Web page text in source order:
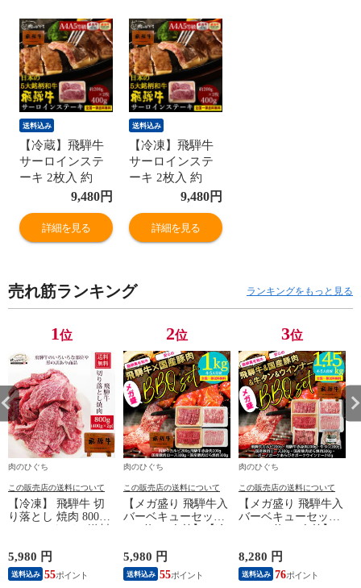
送料込み
【冷蔵】飛騨牛
サーロインステ
ーキ 2枚入 約
200g×2枚 ステー
無料 【ステー
キ】 肉 自家需要
9,480円
詳細を見る
送料込み
【冷凍】飛騨牛
サーロインステ
ーキ 2枚入 約
200g×2枚 ステー
無料 【ステー
キ】肉 ギフト お
9,480円
詳細を見る
売れ筋ランキング ランキングをもっと見る
1位
肉のひぐち
この販売店の送料について
【冷凍】 飛騨牛 切
り落とし 焼肉 800g
(400g×2パック) 送料
訳アリ 訳あり わけ
あり 肉 おうち焼き
肉 黒毛和牛 お試し
5,980 円
送料込み 55
2位
肉のひぐち
この販売店の送料について
【メガ盛り 飛騨牛入
バーベキューセット
1kg 約4-5人前】【冷
肉 焼き肉セット 送
料無料 バーベキュー
BBQ 焼肉 焼き肉 和
5,980 円
送料込み 55
3位
肉のひぐち
この販売店の送料について
【メガ盛り 飛騨牛入
バーベキューセット
1.45kg 約4-5人前】
飛騨牛＆国産豚肉＆
牛タン ＆ウインナー
1.45㎏ バーベキュー
8,280 円
送料込み 76